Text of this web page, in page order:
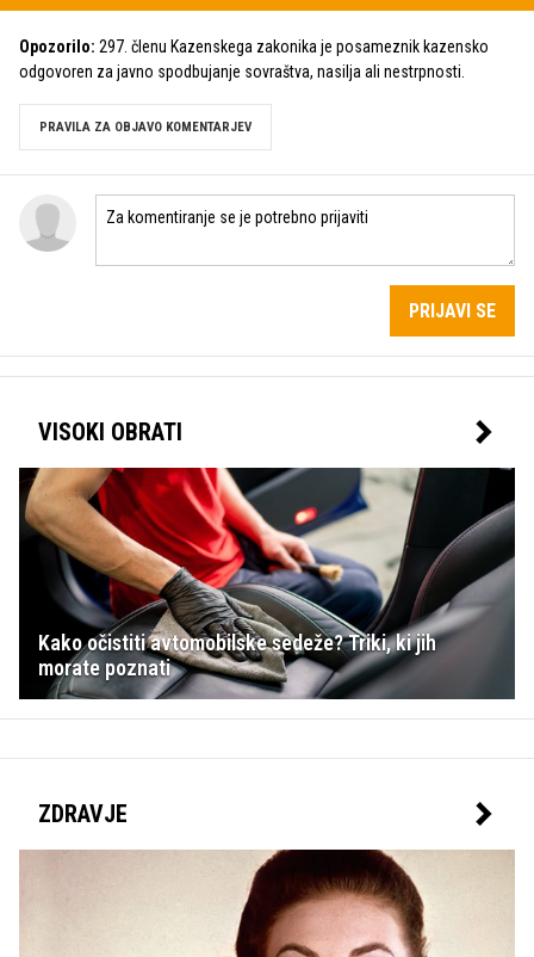
Opozorilo: 297. členu Kazenskega zakonika je posameznik kazensko
odgovoren za javno spodbujanje sovraštva, nasilja ali nestrpnosti.
PRAVILA ZA OBJAVO KOMENTARJEV
PRIJAVI SE
VISOKI OBRATI
Kako očistiti avtomobilske sedeže? Triki, ki jih
morate poznati
ZDRAVJE